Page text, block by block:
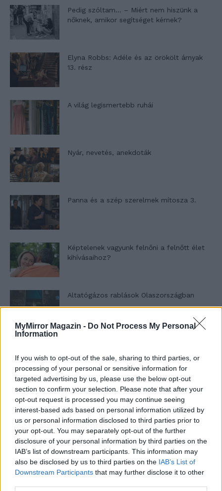
MyMirror Magazin - Do Not Process My Personal
Information
If you wish to opt-out of the sale, sharing to third parties, or
processing of your personal or sensitive information for
targeted advertising by us, please use the below opt-out
section to confirm your selection. Please note that after your
opt-out request is processed you may continue seeing
interest-based ads based on personal information utilized by
us or personal information disclosed to third parties prior to
your opt-out. You may separately opt-out of the further
disclosure of your personal information by third parties on the
IAB’s list of downstream participants. This information may
also be disclosed by us to third parties on the IAB’s List of
Downstream Participants that may further disclose it to other
Pedig szóltam… – Miért nem hiszünk a
nőknek, amikor segítséget kérnek?
Elyna Robbs: Adéle és az örökölt árnyak
13. rész
A világ legismertebb ruhái
Nyár, nevetés, anekdoták
Panna és a szép szerelmek mítosza 3.
Képtelenek vagyunk felnőni a felnőtt élet
kihívásaihoz?
Altatógázos rablások Olaszországban
T. Barnett: Gyilkosság a Garda-tónál 12.
rész
T. szereti a fiatal lányokat 13. rész
Minka 10. rész